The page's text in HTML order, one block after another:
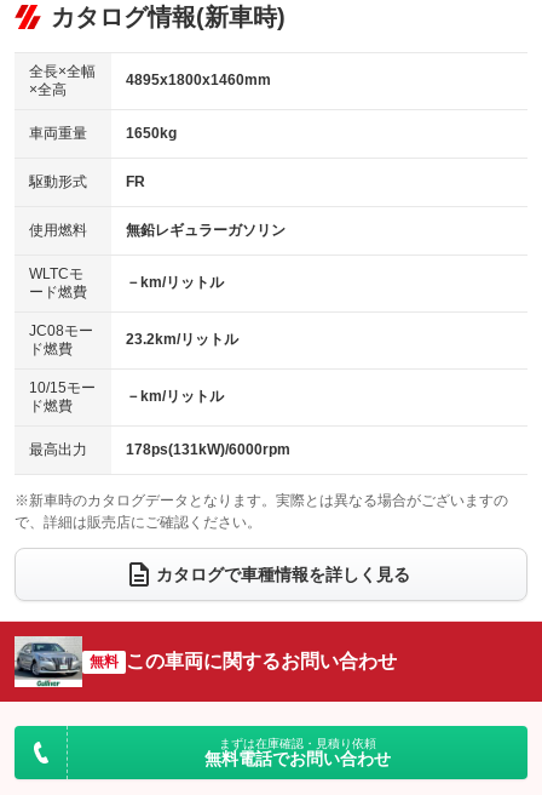
リフトアップ
：装備なし
：装備なし
パワーウィンドウ
アイドリングストップ
：装備あり
USB入力端子
：装備なし
100V電源
：装備なし
センターデフロック
：装備なし
電動格納ミラー
：装備あり
ビジュアル：-／DVD再生
：装備あり
アルミホイール：16インチ
：装備あり
HID(キセノンライト)
バックカメラ
エアロ
：装備なし
ローダウン
：装備なし
ベンチシート
：装備なし
チップアップシート
：装備なし
電動格納サードシート
：装備なし シートヒーター
：装備あり
ウォークスルー
電動リアゲート フロントカメラ
：装備なし
シートエアコン
：装備なし 全周囲カメラ
：装備なし
サイドカメラ
：装備なし ルーフレール
：装備なし
エアサスペンション ヘッドライトウォッシャー
カタログ情報(新車時)
全長×全幅
×全高
4895x1800x1460mm
車両重量 1650kg
駆動形式 FR
使用燃料 無鉛レギュラーガソリン
WLTCモ
ード燃費
－km/リットル
JC08モー
ド燃費
23.2km/リットル
10/15モー
ド燃費
－km/リットル
最高出力 178ps(131kW)/6000rpm
※新車時のカタログデータとなります。実際とは異なる場合がございますの
で、詳細は販売店にご確認ください。
カタログで車種情報を詳しく見る
無料 この車両に関するお問い合わせ
まずは在庫確認・見積り依頼
無料電話でお問い合わせ